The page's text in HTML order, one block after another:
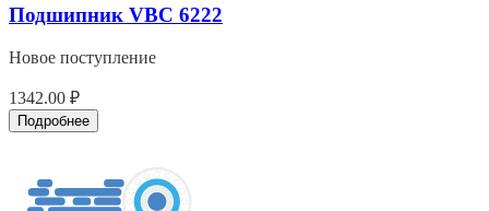
Подшипник VBC 6222
Новое поступление
1342.00 ₽
Подробнее